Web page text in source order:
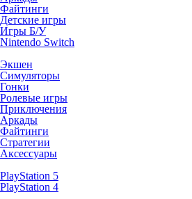
Файтинги
Детские игры
Игры Б/У
Nintendo Switch
Экшен
Симуляторы
Гонки
Ролевые игры
Приключения
Аркады
Файтинги
Стратегии
Аксессуары
PlayStation 5
PlayStation 4